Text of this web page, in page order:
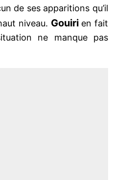
de ses apparitions qu’il
niveau. Gouirien fait
ne manque pas